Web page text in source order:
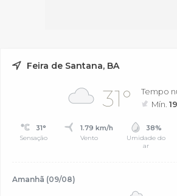
Feira de Santana, BA
31°
Tempo
Mín.
31°
Sensação
1.79 km/h
Vento
38%
Umidade do
ar
Amanhã (09/08)